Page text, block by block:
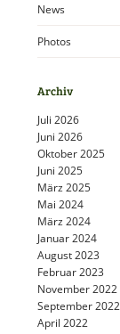
News
Photos
Archiv
Juli 2026
Juni 2026
Oktober 2025
Juni 2025
März 2025
Mai 2024
März 2024
Januar 2024
August 2023
Februar 2023
November 2022
September 2022
April 2022